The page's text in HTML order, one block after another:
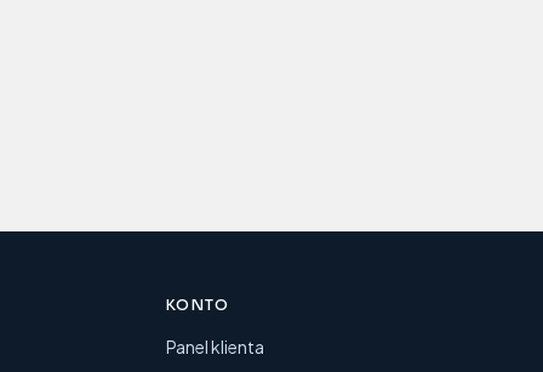
KONTO
Panel klienta